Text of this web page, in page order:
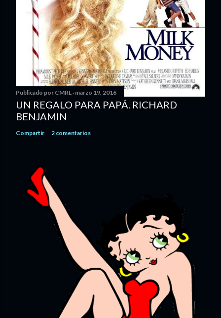
Publicado por CMRL marzo 19, 2016
UN REGALO PARA PAPÁ. RICHARD
BENJAMIN
Compartir 2 comentarios